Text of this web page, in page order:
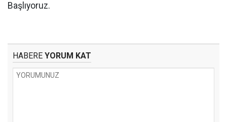
Başlıyoruz.
HABERE YORUM KAT